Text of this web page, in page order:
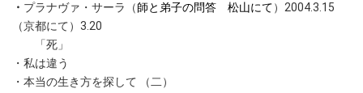
・ プラナヴァ・サーラ（師と弟子の問答 松山にて）2004.3.15
（京都にて）3.20
「死」
・私は違う
・本当の生き方を探して （二）